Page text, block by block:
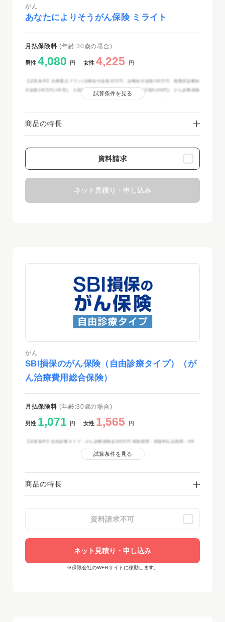
がん
あなたによりそうがん保険 ミライト
月払保険料 (年齢:30歳の場合)
男性 4,080 円 女性 4,225 円
【試算条件】治療重点プラン(治療給付金額10万円、診断給付金額100万円、複数回診断給
付金額100万円(1年型)、入院給付金日額5,000円、通院給付金日額5,000円)、がん診断保険
料払込免除特約なし、がん先進医療・患者申出療養特約付加 保険期間・保険料払込期
※＜がん先進医療・患者申出療養特約＞には更新があり、更新後の保険料は更新日現在の
年齢・保険料率によって決まります。
※特約の保険料はお問い合わせください
試算条件を見る
商品の特長
資料請求
ネット見積り・申し込み
がん
SBI損保のがん保険（自由診療タイプ）（が
ん治療費用総合保険）
月払保険料 (年齢:30歳の場合)
男性 1,071 円 女性 1,565 円
【試算条件】自由診療タイプ・がん診断保険金100万円 保険期間・保険料払込期間：5年
試算条件を見る
商品の特長
資料請求不可
ネット見積り・申し込み
※保険会社のWEBサイトに移動します。